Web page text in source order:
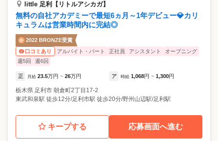
little 足利【リトルアシカガ】
無料の自社アカデミーで最短6ヵ月～1年デビュー💎カリ
キュラムは営業時間内に完結◎
2022 BRONZE受賞
口コミあり
アルバイト・パート 正社員 アシスタント
オープニング
週5回
週6回
正 月給 23.5万円 ~ 26万円 ア 時給 1,068円 ~ 1,300円
栃木県 足利市 朝倉町2丁目17-2
東武和泉駅 徒歩12分/足利市駅 徒歩20分/野州山辺駅/足利駅
キープする 応募画面へ進む